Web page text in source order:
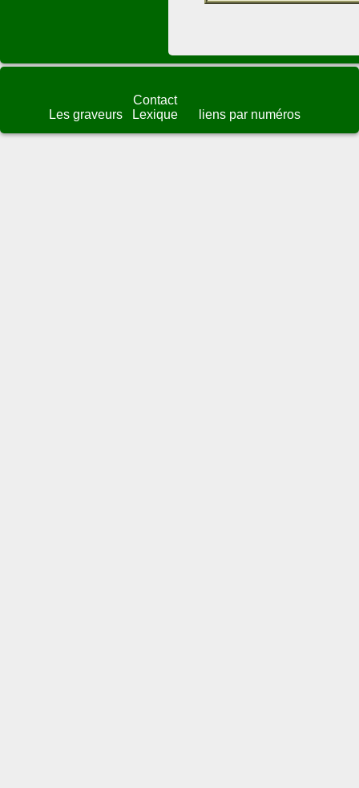
Les graveurs
Contact
Lexique
liens par numéros